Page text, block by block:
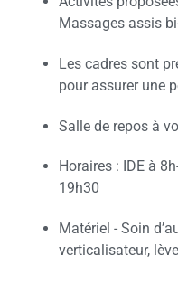
Massages assis
Les cadres sont
pour assurer une
Salle de repos à
Horaires : IDE à
19h30
Matériel - Soin
verticalisateur,